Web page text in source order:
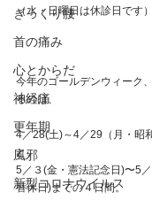
ぎっくり腰
首の痛み
心とからだ
神経痛
更年期
風邪
新型コロナウイルス
（水・日曜日は休診日です）
今年のゴールデンウィーク
るのは、
4／28(土)～4／29（月・昭
と、
5／３(金・憲法記念日)〜5
替休日)までの４日間。